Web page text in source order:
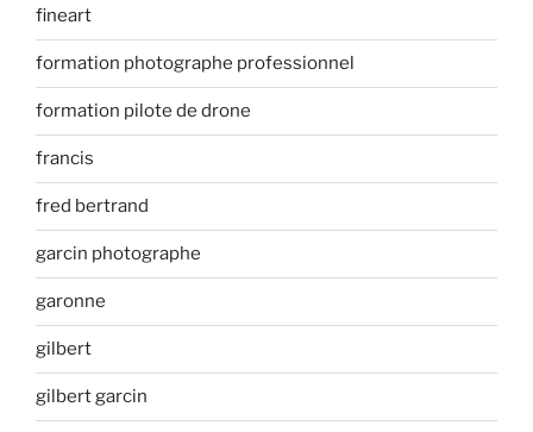
fineart
formation photographe professionnel
formation pilote de drone
francis
fred bertrand
garcin photographe
garonne
gilbert
gilbert garcin